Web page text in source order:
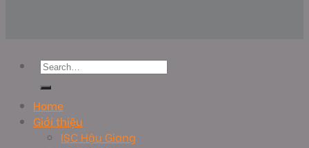
Home
Giới thiệu
ISC Hậu Giang